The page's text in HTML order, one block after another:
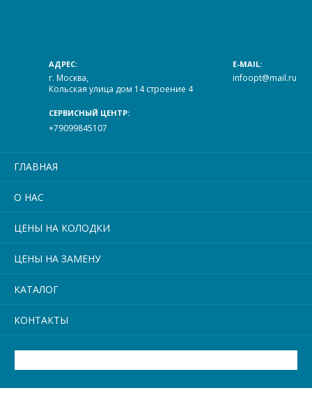
АДРЕС:
г. Москва,
Кольская улица дом 14 строение 4
E-MAIL:
infoopt@mail.ru
СЕРВИСНЫЙ ЦЕНТР:
+79099845107
ГЛАВНАЯ
О НАС
ЦЕНЫ НА КОЛОДКИ
ЦЕНЫ НА ЗАМЕНУ
КАТАЛОГ
КОНТАКТЫ